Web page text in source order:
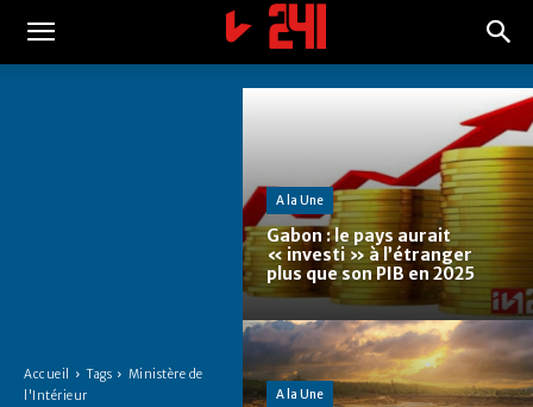
Accueil Tags
Ministère de
l'Intérieur
A la Une
Gabon : le pays aurait
« investi » à l’étranger
plus que son PIB en 2025
A la Une